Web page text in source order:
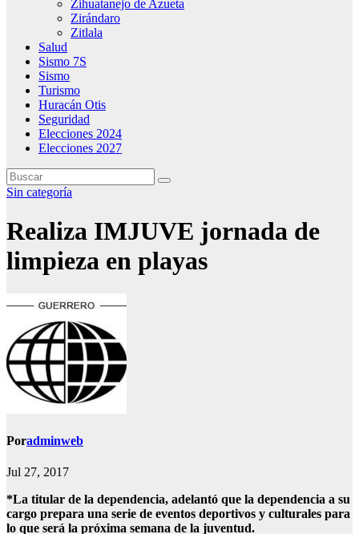
Zihuatanejo de Azueta
Zirándaro
Zitlala
Salud
Sismo 7S
Sismo
Turismo
Huracán Otis
Seguridad
Elecciones 2024
Elecciones 2027
Sin categoría
Realiza IMJUVE jornada de
limpieza en playas
Poradminweb
Jul 27, 2017
*La titular de la dependencia, adelantó que la dependencia a su
cargo prepara una serie de eventos deportivos y culturales para
lo que será la próxima semana de la juventud.